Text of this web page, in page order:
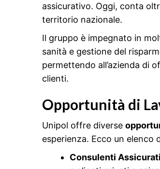
assicurativo. Oggi, conta
territorio nazionale.
Il gruppo è impegnato in
sanità e gestione del
permettendo all’azienda di
clienti.
Opportunità di
Unipol offre diverse
esperienza. Ecco un elenco
Consulenti